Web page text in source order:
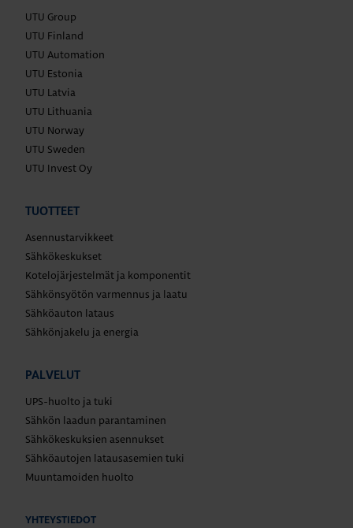
UTU Group
UTU Finland
UTU Automation
UTU Estonia
UTU Latvia
UTU Lithuania
UTU Norway
UTU Sweden
UTU Invest Oy
TUOTTEET
Asennustarvikkeet
Sähkökeskukset
Kotelojärjestelmät ja komponentit
Sähkönsyötön varmennus ja laatu
Sähköauton lataus
Sähkönjakelu ja energia
PALVELUT
UPS-huolto ja tuki
Sähkön laadun parantaminen
Sähkökeskuksien asennukset
Sähköautojen latausasemien tuki
Muuntamoiden huolto
YHTEYSTIEDOT